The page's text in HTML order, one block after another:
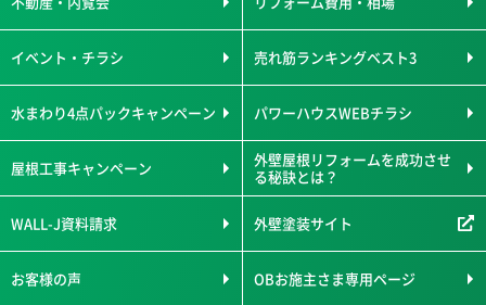
イベント・チラシ 売れ筋ランキングベスト3
水まわり4点パックキャンペーン パワーハウスWEBチラシ
屋根工事キャンペーン
外壁屋根リフォームを成功させ
る秘訣とは？
WALL-J資料請求 外壁塗装サイト
お客様の声 OBお施主さま専用ページ